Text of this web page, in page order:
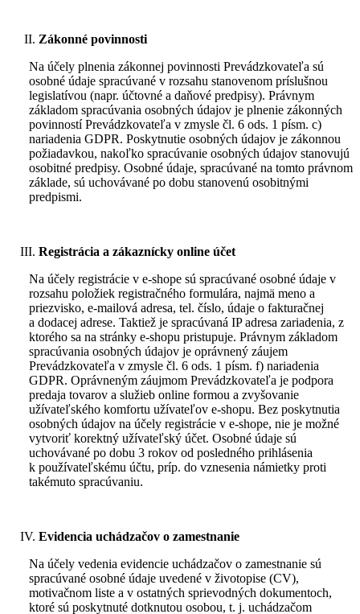
Zákonné povinnosti
Na účely plnenia zákonnej povinnosti Prevádzkovateľa sú
osobné údaje spracúvané v rozsahu stanovenom príslušnou
legislatívou (napr. účtovné a daňové predpisy). Právnym
základom spracúvania osobných údajov je plnenie zákonných
povinností Prevádzkovateľa v zmysle čl. 6 ods. 1 písm. c)
nariadenia GDPR. Poskytnutie osobných údajov je zákonnou
požiadavkou, nakoľko spracúvanie osobných údajov stanovujú
osobitné predpisy. Osobné údaje, spracúvané na tomto právnom
základe, sú uchovávané po dobu stanovenú osobitnými
predpismi.
Registrácia a zákaznícky online účet
Na účely registrácie v e-shope sú spracúvané osobné údaje v
rozsahu položiek registračného formulára, najmä meno a
priezvisko, e-mailová adresa, tel. číslo, údaje o fakturačnej
a dodacej adrese. Taktiež je spracúvaná IP adresa zariadenia, z
ktorého sa na stránky e-shopu pristupuje. Právnym základom
spracúvania osobných údajov je oprávnený záujem
Prevádzkovateľa v zmysle čl. 6 ods. 1 písm. f) nariadenia
GDPR. Oprávneným záujmom Prevádzkovateľa je podpora
predaja tovarov a služieb online formou a zvyšovanie
užívateľského komfortu užívateľov e-shopu. Bez poskytnutia
osobných údajov na účely registrácie v e-shope, nie je možné
vytvoriť korektný užívateľský účet. Osobné údaje sú
uchovávané po dobu 3 rokov od posledného prihlásenia
k používateľskému účtu, príp. do vznesenia námietky proti
takémuto spracúvaniu.
Evidencia uchádzačov o zamestnanie
Na účely vedenia evidencie uchádzačov o zamestnanie sú
spracúvané osobné údaje uvedené v životopise (CV),
motivačnom liste a v ostatných sprievodných dokumentoch,
ktoré sú poskytnuté dotknutou osobou, t. j. uchádzačom